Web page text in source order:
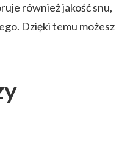
również jakość snu,
Dzięki temu możesz